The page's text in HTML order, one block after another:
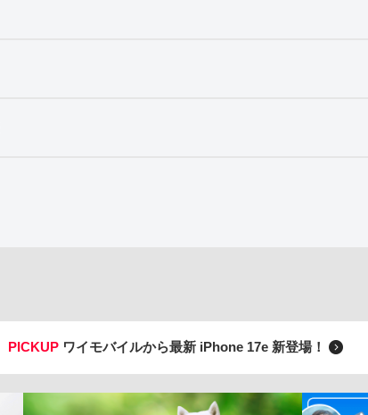
PICKUP ワイモバイルから最新 iPhone 17e 新登場！